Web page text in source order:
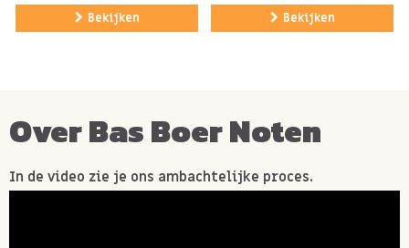
Bekijken Bekijken
Over Bas Boer Noten
In de video zie je ons ambachtelijke proces.